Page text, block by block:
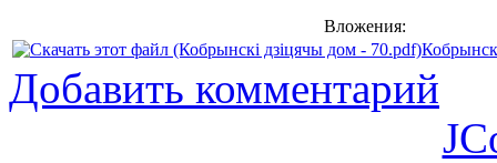
Вложения:
Добавить комментарий